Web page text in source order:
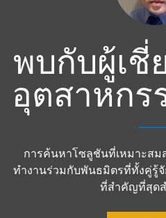
พบกับผู้เชี่
อุตสาหกร
การค้นหาโซลูชันที่เหมาะสม
ทำงานร่วมกับพันธมิตรที่ทั้งคู่รู้
ที่สำคัญที่สุด